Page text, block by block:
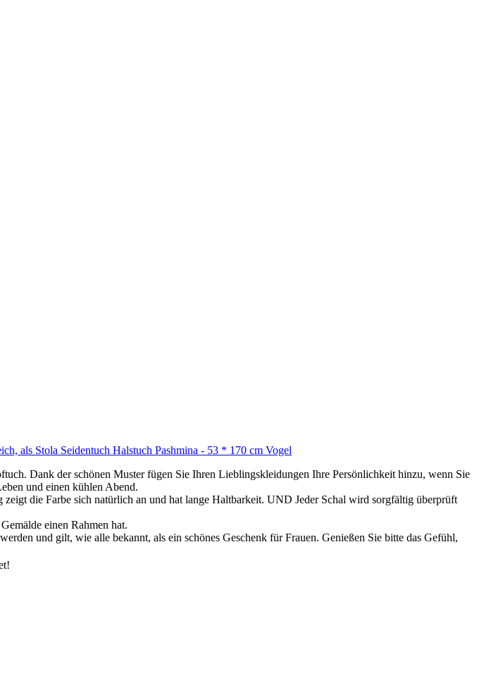
als Stola Seidentuch Halstuch Pashmina - 53 * 170 cm Vogel
Dank der schönen Muster fügen Sie Ihren Lieblingskleidungen Ihre Persönlichkeit hinzu, wenn Sie
und einen kühlen Abend.
die Farbe sich natürlich an und hat lange Haltbarkeit. UND Jeder Schal wird sorgfältig überprüft
einen Rahmen hat.
und gilt, wie alle bekannt, als ein schönes Geschenk für Frauen. Genießen Sie bitte das Gefühl,